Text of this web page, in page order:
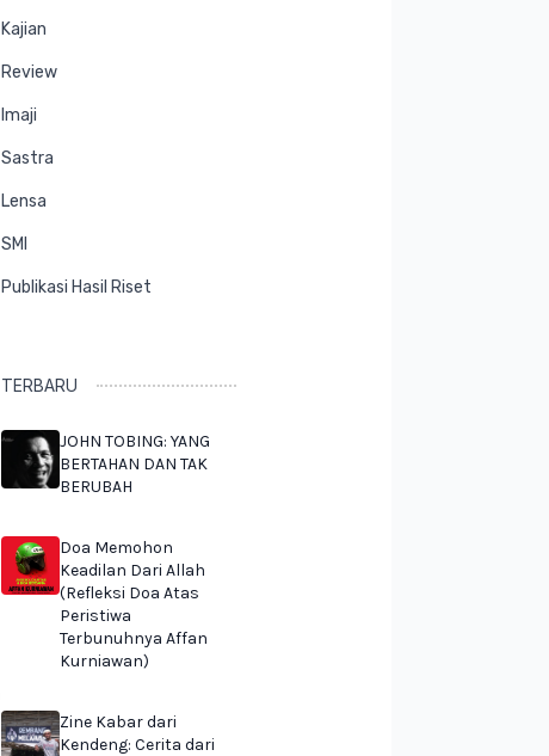
Kajian
Review
Imaji
Sastra
Lensa
SMI
Publikasi Hasil Riset
TERBARU
JOHN TOBING: YANG
BERTAHAN DAN TAK
BERUBAH
Doa Memohon
Keadilan Dari Allah
(Refleksi Doa Atas
Peristiwa
Terbunuhnya Affan
Kurniawan)
Zine Kabar dari
Kendeng: Cerita dari